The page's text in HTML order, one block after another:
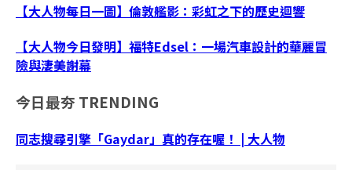
【大人物每日一圖】倫敦艦影：彩虹之下的歷史迴響
【大人物今日發明】福特Edsel：一場汽車設計的華麗冒
險與淒美謝幕
今日最夯 TRENDING
同志搜尋引擎「Gaydar」真的存在喔！ | 大人物